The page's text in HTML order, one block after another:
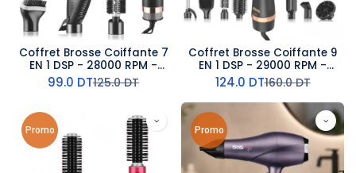
Coffret Brosse Coiffante 7
EN 1 DSP - 28000 RPM -
800 W
99.0 DT125.0DT
Coffret Brosse Coiffante 9
EN 1 DSP - 29000 RPM -
1200 W
124.0 DT160.0DT
Promo Promo